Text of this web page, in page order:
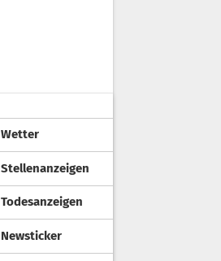
Wetter
Stellenanzeigen
Todesanzeigen
Newsticker